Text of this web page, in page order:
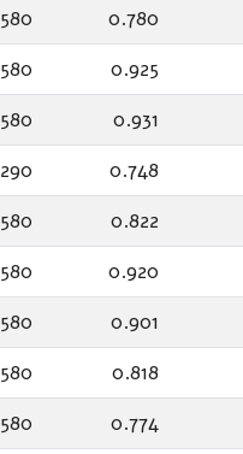
0.780
580
0.925
580
0.931
580
0.748
290
0.822
580
0.920
580
0.901
580
0.818
580
0.774
580